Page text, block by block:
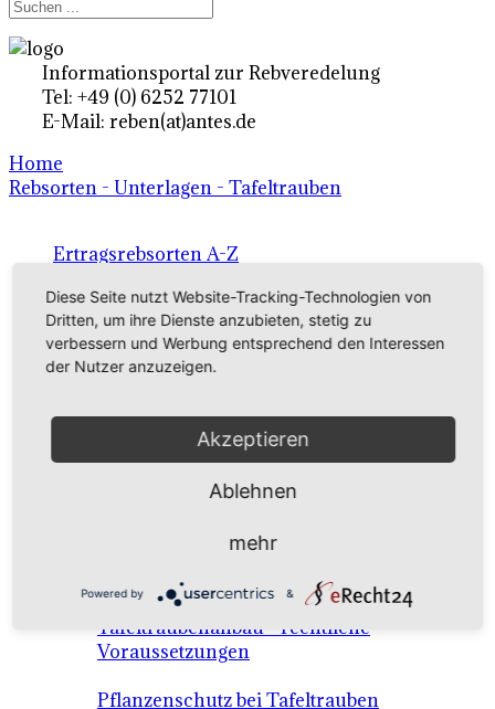
Informationsportal zur Rebveredelung
Tel: +49 (0) 6252 77101
E-Mail: reben(at)antes.de
Home
Rebsorten - Unterlagen - Tafeltrauben
Ertragsrebsorten A-Z
in Deutschland
Rebsorten international
Tafeltraubensorten
Tafeltrauben A-Z Sortenbeschreibungen
Tafeltraubenanbau - rechtliche
Voraussetzungen
Pflanzenschutz bei Tafeltrauben
Diese Seite nutzt Website-Tracking-Technologien von
Dritten, um ihre Dienste anzubieten, stetig zu
verbessern und Werbung entsprechend den Interessen
der Nutzer anzuzeigen.
Akzeptieren
Ablehnen
mehr
Powered by &